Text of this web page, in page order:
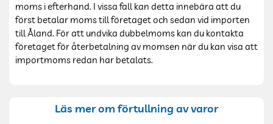
moms i efterhand. I vissa fall kan detta innebära att du
först betalar moms till företaget och sedan vid importen
till Åland. För att undvika dubbelmoms kan du kontakta
företaget för återbetalning av momsen när du kan visa att
importmoms redan har betalats.
Läs mer om förtullning av varor